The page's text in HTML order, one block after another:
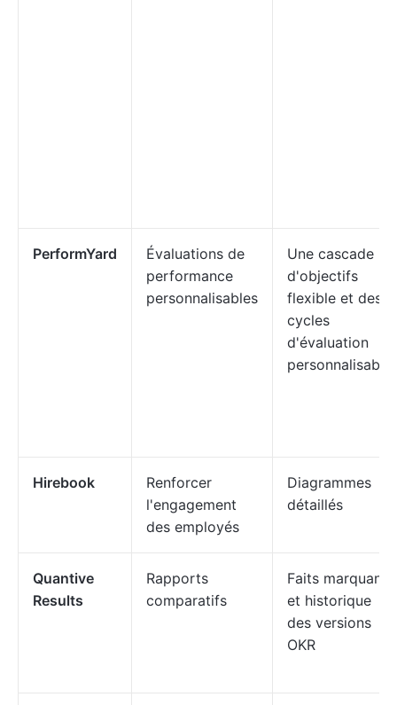
PerformYard
Évaluations de
performance
personnalisables
Une cascade
d'objectifs
flexible et des
cycles
d'évaluation
Hirebook
Renforcer
l'engagement
des employés
Diagrammes
détaillés
Quantive
Results
Rapports
comparatifs
Faits marquants
et historique
des versions
OKR